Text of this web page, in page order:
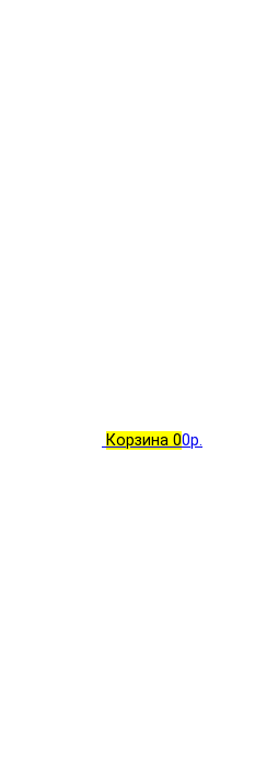
Корзина 00р.